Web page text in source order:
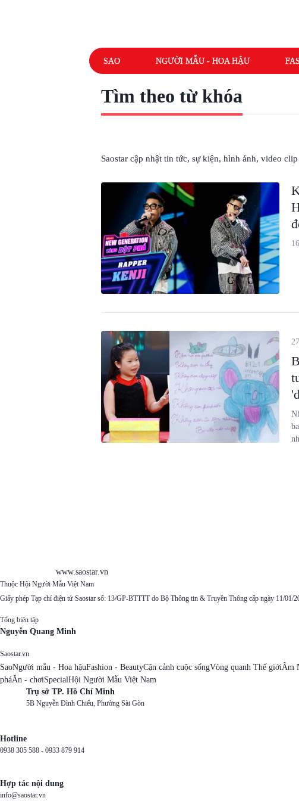
SAO NGƯỜI MẪU - HOA HẬU
Tìm theo từ khóa
Saostar cập nhật tin tức, sự kiện, hình ảnh, video
www.saostar.vn
Thuộc Hội Người Mẫu Việt Nam
Giấy phép Tạp chí điện tử Saostar số: 13/GP-BTTTT do Bộ Thông tin & Truyền Thông cấp ngày 11/01/
Tổng biên tập
Nguyễn Quang Minh
Saostar.vn
SaoNgười mẫu - Hoa hậuFashion - BeautyCận cảnh cuộc sốngVòng quanh Thế giớiÂm
pháĂn - chơiSpecialHội Người Mẫu Việt Nam
Trụ sở TP. Hồ Chí Minh
5B Nguyễn Đình Chiểu, Phường Sài Gòn
Hotline
0938 305 588 - 0933 879 914
Hợp tác nội dung
info@saostar.vn